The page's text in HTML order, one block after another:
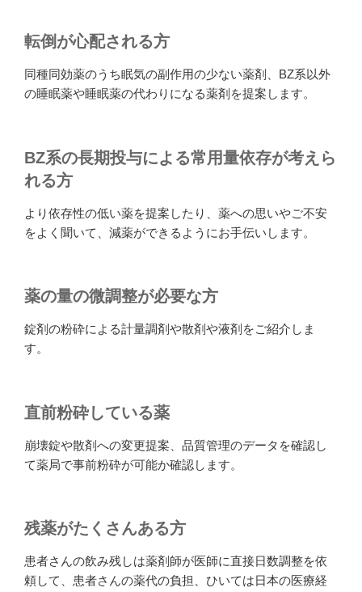
転倒が心配される方
同種同効薬のうち眠気の副作用の少ない薬剤、BZ系以外
の睡眠薬や睡眠薬の代わりになる薬剤を提案します。
BZ系の長期投与による常用量依存が考えら
れる方
より依存性の低い薬を提案したり、薬への思いやご不安
をよく聞いて、減薬ができるようにお手伝いします。
薬の量の微調整が必要な方
錠剤の粉砕による計量調剤や散剤や液剤をご紹介しま
す。
直前粉砕している薬
崩壊錠や散剤への変更提案、品質管理のデータを確認し
て薬局で事前粉砕が可能か確認します。
残薬がたくさんある方
患者さんの飲み残しは薬剤師が医師に直接日数調整を依
頼して、患者さんの薬代の負担、ひいては日本の医療経